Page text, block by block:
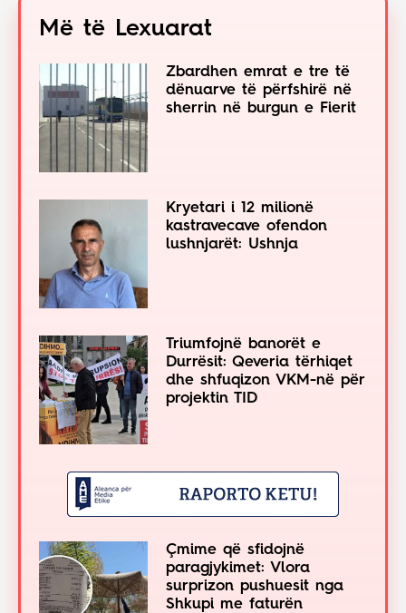
Më të Lexuarat
Zbardhen emrat e tre të
dënuarve të përfshirë në
sherrin në burgun e Fierit
Kryetari i 12 milionë
kastravecave ofendon
lushnjarët: Ushnja
Triumfojnë banorët e
Durrësit: Qeveria tërhiqet
dhe shfuqizon VKM-në për
projektin TID
Çmime që sfidojnë
paragjykimet: Vlora
surprizon pushuesit nga
Shkupi me faturën